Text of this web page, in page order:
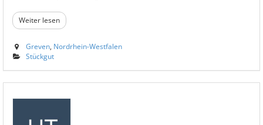
Weiter lesen
Greven, Nordrhein-Westfalen
Stückgut